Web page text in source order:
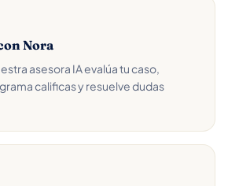
Nora
asesora IA evalúa tu caso,
calificas y resuelve dudas